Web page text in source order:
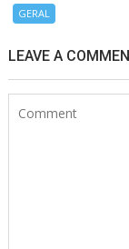
GERAL
LEAVE A